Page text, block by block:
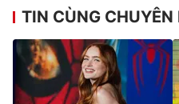
TIN CÙNG CHUYÊN